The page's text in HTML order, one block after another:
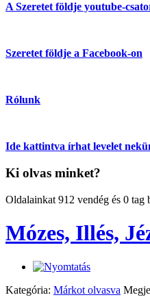
A Szeretet földje youtube-
Szeretet földje a Facebook-on
Rólunk
Ide kattintva írhat levelet
Ki olvas minket?
Oldalainkat 912 vendég és 0 tag
Mózes, Illés,
Kategória: Márkot olvasva